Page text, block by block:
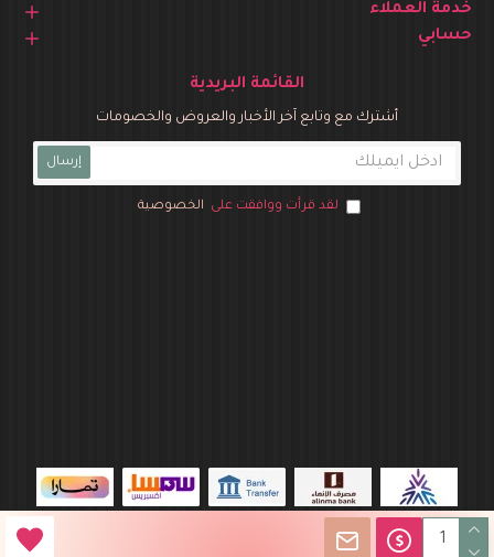
خدمة العملاء
حسابي
القائمة البريدية
أشترك مع وتابع آخر الأخبار والعروض والخصومات
إرسال
لقد قرأت ووافقت على الخصوصية
متجر نوفـو بارتي © 2026 جميع الحقوق محفوظة